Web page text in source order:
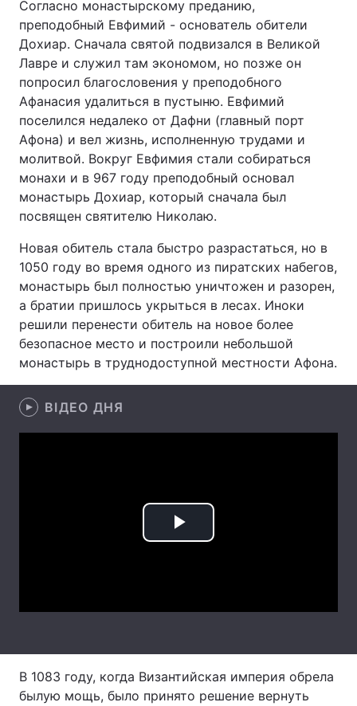
Головна Війна
Україна Політика
Економіка Світ
Спорт Наука
Техно і зв'язок Лайт
Зброя Інциденти
Цікавинки Погода
Екологія Регіони
Відео з Youtube Статті
Інтерв'ю
Тема оформлення
Согласно монастырскому преданию,
преподобный Евфимий - основатель обители
Дохиар. Сначала святой подвизался в Великой
Лавре и служил там экономом, но позже он
попросил благословения у преподобного
Афанасия удалиться в пустыню. Евфимий
поселился недалеко от Дафни (главный порт
Афона) и вел жизнь, исполненную трудами и
молитвой. Вокруг Евфимия стали собираться
монахи и в 967 году преподобный основал
монастырь Дохиар, который сначала был
посвящен святителю Николаю.
Новая обитель стала быстро разрастаться, но в
1050 году во время одного из пиратских набегов,
монастырь был полностью уничтожен и разорен,
а братии пришлось укрыться в лесах. Иноки
решили перенести обитель на новое более
безопасное место и построили небольшой
монастырь в труднодоступной местности Афона.
ВІДЕО ДНЯ
Play
В 1083 году, когда Византийская империя обрела
былую мощь, было принято решение вернуть